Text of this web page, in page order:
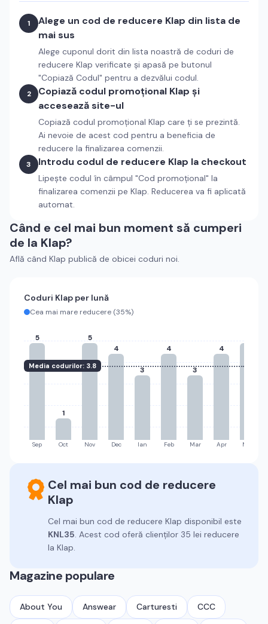
1 Alege un cod de reducere Klap din lista de
mai sus
Alege cuponul dorit din lista noastră de coduri de
reducere Klap verificate și apasă pe butonul
"Copiază Codul" pentru a dezvălui codul.
2 Copiază codul promoțional Klap și
accesează site-ul
Copiază codul promoțional Klap care ți se prezintă.
Ai nevoie de acest cod pentru a beneficia de
reducere la finalizarea comenzii.
3 Introdu codul de reducere Klap la checkout
Lipește codul în câmpul "Cod promoțional" la
finalizarea comenzii pe Klap. Reducerea va fi aplicată
automat.
Când e cel mai bun moment să cumperi
de la Klap?
Află când Klap publică de obicei coduri noi.
Coduri Klap per lună
Cea mai mare reducere (35%)
Media codurilor: 3.8
5
Sep
1
Oct
5
Nov
4
Dec
3
Ian
4
Feb
3
Mar
4
Apr Mai
Cel mai bun cod de reducere
Klap
Cel mai bun cod de reducere Klap disponibil este
KNL35. Acest cod oferă clienților 35 lei reducere
la Klap.
Magazine populare
About You Answear Carturesti CCC